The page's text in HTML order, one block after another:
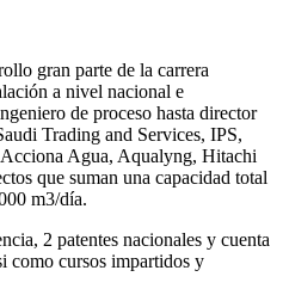
gran parte de la carrera
a nivel nacional e
de proceso hasta director
Trading and Services, IPS,
Agua, Aqualyng, Hitachi
que suman una capacidad total
m3/día.
2 patentes nacionales y cuenta
como cursos impartidos y